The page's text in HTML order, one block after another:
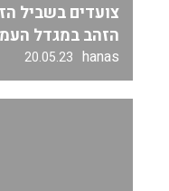
צועדים בשביל
הזהב במגדל
hanas
20.05.23